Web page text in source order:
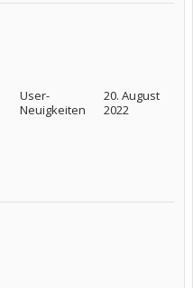
User-
Neuigkeiten
20. August
2022